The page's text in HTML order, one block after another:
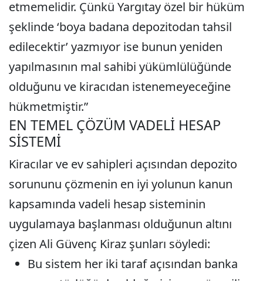
etmemelidir. Çünkü Yargıtay özel bir hüküm
şeklinde ‘boya badana depozitodan tahsil
edilecektir’ yazmıyor ise bunun yeniden
yapılmasının mal sahibi yükümlülüğünde
olduğunu ve kiracıdan istenemeyeceğine
hükmetmiştir.”
EN TEMEL ÇÖZÜM VADELİ HESAP
SİSTEMİ
Kiracılar ve ev sahipleri açısından depozito
sorununu çözmenin en iyi yolunun kanun
kapsamında vadeli hesap sisteminin
uygulamaya başlanması olduğunun altını
çizen Ali Güvenç Kiraz şunları söyledi:
Bu sistem her iki taraf açısından banka